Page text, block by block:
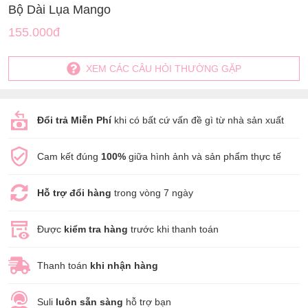
Bộ Dài Lụa Mango
155.000đ
XEM CÁC CÂU HỎI THƯỜNG GẶP
Đổi trả Miễn Phíkhi có bất cứ vấn đề gì từ nhà sản xuất
Cam kết đúng 100% giữa hình ảnh và sản phẩm thực tế
Hỗ trợ đổi hàng trong vòng 7 ngày
Được kiểm tra hàng trước khi thanh toán
Thanh toán khi nhận hàng
Suli luôn sẵn sàng hỗ trợ bạn